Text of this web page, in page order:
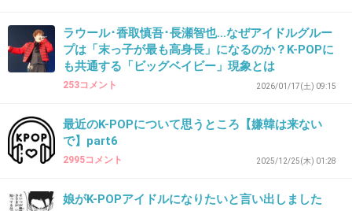
ラウール･香取慎吾･長瀬智也…なぜアイドルグルー
プは「末っ子が最も高身長」になるのか？K-POPに
も共通する「ビッグベイビー」現象とは
253コメント 2026/01/17(土) 09:15
最近のK-POPについて思うところ【嫌韓は来ない
で】part6
2995コメント 2025/12/25(木) 01:28
娘がK-POPアイドルになりたいと言い出しました